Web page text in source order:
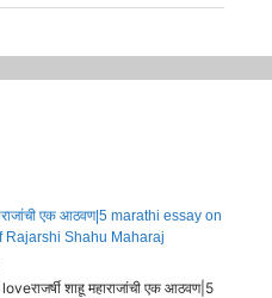
एक आठवण|5 marathi essay on
Rajarshi Shahu Maharaj
शाहू महाराजांची एक आठवण|5